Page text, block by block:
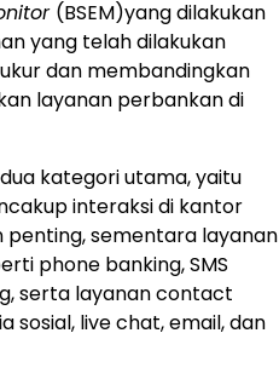
(BSEM)yang dilakukan
yang telah dilakukan
dan membandingkan
layanan perbankan di
kategori utama, yaitu
interaksi di kantor
sementara layanan
phone banking, SMS
serta layanan contact
live chat, email, dan